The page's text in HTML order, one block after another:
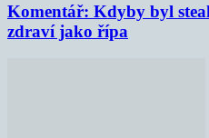
Komentář: Kdyby byl
zdraví jako řípa